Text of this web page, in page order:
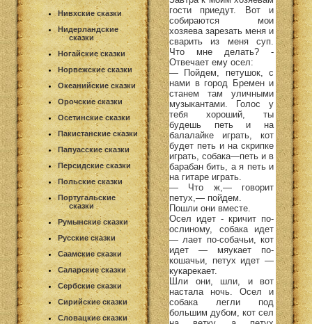
Нивхские сказки
Нидерландские
сказки
Ногайские сказки
Норвежские сказки
Океанийские сказки
Орочские сказки
Осетинские сказки
Пакистанские сказки
Папуасские сказки
Персидские сказки
Польские сказки
Португальские
сказки
Румынские сказки
Русские сказки
Саамские сказки
Саларские сказки
Сербские сказки
Сирийские сказки
Словацкие сказки
гости приедут. Вот и
собираются мои
хозяева зарезать меня и
сварить из меня суп.
Что мне делать? -
Отвечает ему осел:
— Пойдем, петушок, с
нами в город Бремен и
станем там уличными
музыкантами. Голос у
тебя хороший, ты
будешь петь и на
балалайке играть, кот
будет петь и на скрипке
играть, собака—петь и в
барабан бить, а я петь и
на гитаре играть.
— Что ж,— говорит
петух,— пойдем.
Пошли они вместе.
Осел идет - кричит по-
ослиному, собака идет
— лает по-собачьи, кот
идет — мяукает по-
кошачьи, петух идет —
кукарекает.
Шли они, шли, и вот
настала ночь. Осел и
собака легли под
большим дубом, кот сел